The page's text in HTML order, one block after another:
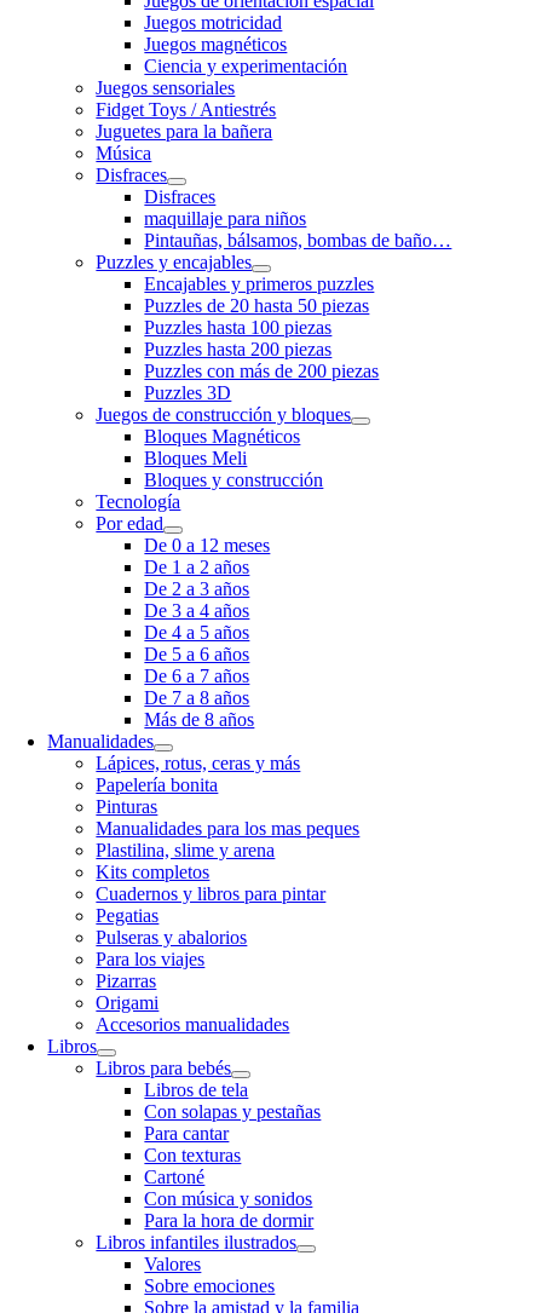
Juegos motricidad
Juegos magnéticos
Ciencia y experimentación
Juegos sensoriales
Fidget Toys / Antiestrés
Juguetes para la bañera
Música
Disfraces
Disfraces
maquillaje para niños
Pintauñas, bálsamos, bombas de baño…
Puzzles y encajables
Encajables y primeros puzzles
Puzzles de 20 hasta 50 piezas
Puzzles hasta 100 piezas
Puzzles hasta 200 piezas
Puzzles con más de 200 piezas
Puzzles 3D
Juegos de construcción y bloques
Bloques Magnéticos
Bloques Meli
Bloques y construcción
Tecnología
Por edad
De 0 a 12 meses
De 1 a 2 años
De 2 a 3 años
De 3 a 4 años
De 4 a 5 años
De 5 a 6 años
De 6 a 7 años
De 7 a 8 años
Más de 8 años
Manualidades
Lápices, rotus, ceras y más
Papelería bonita
Pinturas
Manualidades para los mas peques
Plastilina, slime y arena
Kits completos
Cuadernos y libros para pintar
Pegatias
Pulseras y abalorios
Para los viajes
Pizarras
Origami
Accesorios manualidades
Libros
Libros para bebés
Libros de tela
Con solapas y pestañas
Para cantar
Con texturas
Cartoné
Con música y sonidos
Para la hora de dormir
Libros infantiles ilustrados
Valores
Sobre emociones
Sobre la amistad y la familia